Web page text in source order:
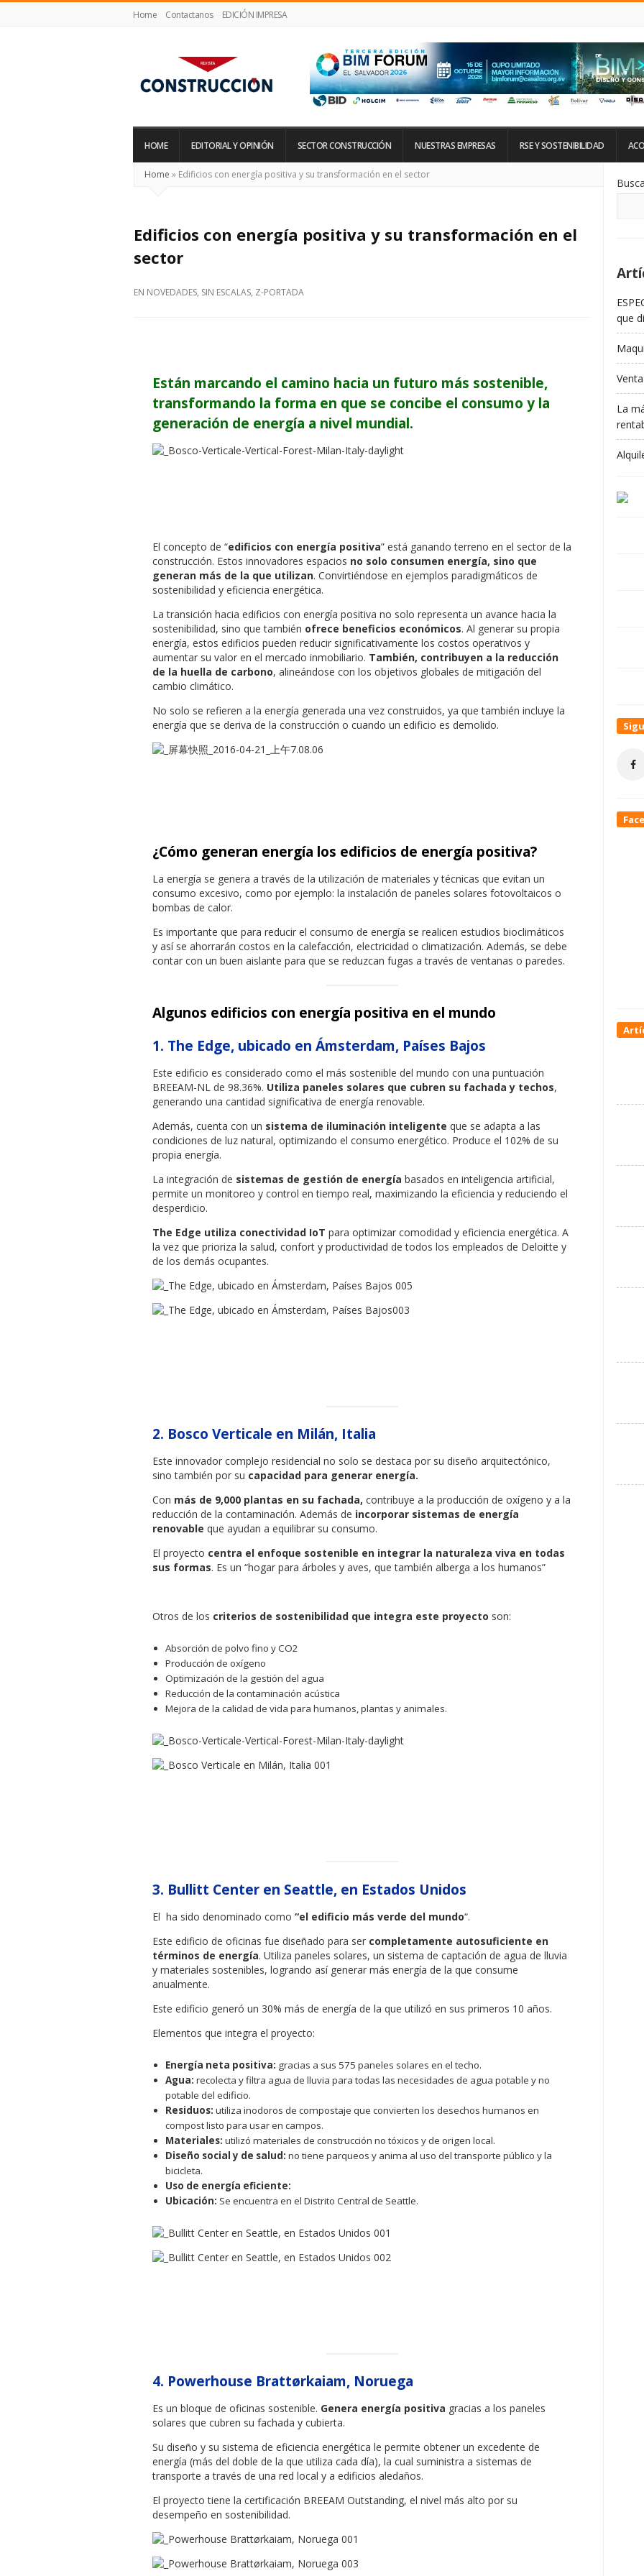
Home Contactanos EDICIÓN IMPRESA
Construcción
HOME EDITORIAL Y OPINIÓN SECTOR CONSTRUCCIÓN NUESTRAS EMPRESAS RSE Y SOSTENIBILIDAD
Home » Edificios con energía positiva y su transformación en el sector
Edificios con energía positiva y su transformación en el
sector
EN NOVEDADES, SIN ESCALAS, Z-PORTADA
Están marcando el camino hacia un futuro más sostenible,
transformando la forma en que se concibe el consumo y la
generación de energía a nivel mundial.
El concepto de “edificios con energía positiva” está ganando terreno en el sector de la
construcción. Estos innovadores espacios no solo consumen energía, sino que
generan más de la que utilizan. Convirtiéndose en ejemplos paradigmáticos de
sostenibilidad y eficiencia energética.
La transición hacia edificios con energía positiva no solo representa un avance hacia la
sostenibilidad, sino que también ofrece beneficios económicos. Al generar su propia
energía, estos edificios pueden reducir significativamente los costos operativos y
aumentar su valor en el mercado inmobiliario. También, contribuyen a la reducción
de la huella de carbono, alineándose con los objetivos globales de mitigación del
cambio climático.
No solo se refieren a la energía generada una vez construidos, ya que también incluye la
energía que se deriva de la construcción o cuando un edificio es demolido.
¿Cómo generan energía los edificios de energía positiva?
La energía se genera a través de la utilización de materiales y técnicas que evitan un
consumo excesivo, como por ejemplo: la instalación de paneles solares fotovoltaicos o
bombas de calor.
Es importante que para reducir el consumo de energía se realicen estudios bioclimáticos
y así se ahorrarán costos en la calefacción, electricidad o climatización. Además, se debe
contar con un buen aislante para que se reduzcan fugas a través de ventanas o paredes.
Algunos edificios con energía positiva en el mundo
1. The Edge, ubicado en Ámsterdam, Países Bajos
Este edificio es considerado como el más sostenible del mundo con una puntuación
BREEAM-NL de 98.36%. Utiliza paneles solares que cubren su fachada y techos,
generando una cantidad significativa de energía renovable.
Además, cuenta con un sistema de iluminación inteligente que se adapta a las
condiciones de luz natural, optimizando el consumo energético. Produce el 102% de su
propia energía.
La integración de sistemas de gestión de energía basados en inteligencia artificial,
permite un monitoreo y control en tiempo real, maximizando la eficiencia y reduciendo el
desperdicio.
The Edge utiliza conectividad IoT para optimizar comodidad y eficiencia energética. A
la vez que prioriza la salud, confort y productividad de todos los empleados de Deloitte y
de los demás ocupantes.
2. Bosco Verticale en Milán, Italia
Este innovador complejo residencial no solo se destaca por su diseño arquitectónico,
sino también por su capacidad para generar energía.
Con más de 9,000 plantas en su fachada, contribuye a la producción de oxígeno y a la
reducción de la contaminación. Además de incorporar sistemas de energía
renovable que ayudan a equilibrar su consumo.
El proyecto centra el enfoque sostenible en integrar la naturaleza viva en todas
sus formas. Es un “hogar para árboles y aves, que también alberga a los humanos”
Otros de los criterios de sostenibilidad que integra este proyecto son:
Absorción de polvo fino y CO2
Producción de oxígeno
Optimización de la gestión del agua
Reducción de la contaminación acústica
Mejora de la calidad de vida para humanos, plantas y animales.
3. Bullitt Center en Seattle, en Estados Unidos
El ha sido denominado como “el edificio más verde del mundo“.
Este edificio de oficinas fue diseñado para ser completamente autosuficiente en
términos de energía. Utiliza paneles solares, un sistema de captación de agua de lluvia
y materiales sostenibles, logrando así generar más energía de la que consume
anualmente.
Este edificio generó un 30% más de energía de la que utilizó en sus primeros 10 años.
Elementos que integra el proyecto:
Energía neta positiva: gracias a sus 575 paneles solares en el techo.
Agua: recolecta y filtra agua de lluvia para todas las necesidades de agua potable y no
potable del edificio.
Residuos: utiliza inodoros de compostaje que convierten los desechos humanos en
compost listo para usar en campos.
Materiales: utilizó materiales de construcción no tóxicos y de origen local.
Diseño social y de salud: no tiene parqueos y anima al uso del transporte público y la
bicicleta.
Uso de energía eficiente:
Ubicación: Se encuentra en el Distrito Central de Seattle.
4. Powerhouse Brattørkaiam, Noruega
Es un bloque de oficinas sostenible. Genera energía positiva gracias a los paneles
solares que cubren su fachada y cubierta.
Su diseño y su sistema de eficiencia energética le permite obtener un excedente de
energía (más del doble de la que utiliza cada día), la cual suministra a sistemas de
transporte a través de una red local y a edificios aledaños.
El proyecto tiene la certificación BREEAM Outstanding, el nivel más alto por su
desempeño en sostenibilidad.
De
La
que
La